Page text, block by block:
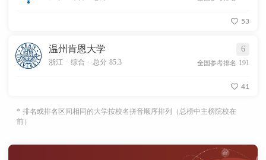
53
温州肯恩大学 6
浙江 . 综合 . 总分 85.3 全国参考排名 191
41
* 排名或排名区间相同的大学按校名拼音顺序排列（总榜中主榜院校在
前）